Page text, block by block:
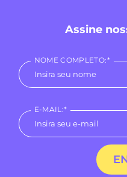
Assine
NOME COMPLETO:*
E-MAIL:*